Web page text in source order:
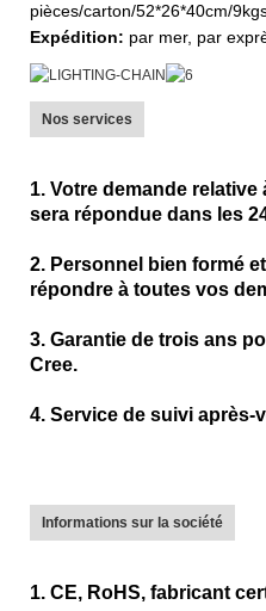
pièces/carton/52*26*40cm/
Expédition: par mer, par
Nos services
1. Votre demande
sera répondue dans les
2. Personnel bien formé
répondre à toutes vos
3. Garantie de trois ans
Cree.
4. Service de suivi après-
Informations sur la société
1. CE, RoHS, fabricant